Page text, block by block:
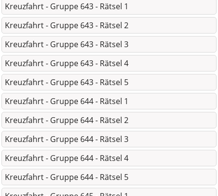
Kreuzfahrt - Gruppe 643 - Rätsel 1
Kreuzfahrt - Gruppe 643 - Rätsel 2
Kreuzfahrt - Gruppe 643 - Rätsel 3
Kreuzfahrt - Gruppe 643 - Rätsel 4
Kreuzfahrt - Gruppe 643 - Rätsel 5
Kreuzfahrt - Gruppe 644 - Rätsel 1
Kreuzfahrt - Gruppe 644 - Rätsel 2
Kreuzfahrt - Gruppe 644 - Rätsel 3
Kreuzfahrt - Gruppe 644 - Rätsel 4
Kreuzfahrt - Gruppe 644 - Rätsel 5